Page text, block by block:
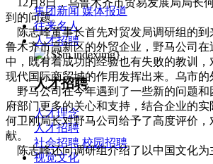
集团新闻 媒体报道
往来名人
人才招聘
人才招聘
人才理念
人才招聘
社会招聘 校园招聘
视觉文化
到的问题。
陈志峰董事长首先对贸发局调研组的到
鲁木齐市高新区的外贸企业，野马公司
中，既有着成功的经验也有失败的教训
现代国际商贸城的作用发挥出来。乌市
野马公司在今年遇到了一些新的问题和
府部门更多的关心和支持，结合企业的
何卫刚局长对野马公司给予了高度评价
献。
陈志峰还向调研组介绍了以中国文化为